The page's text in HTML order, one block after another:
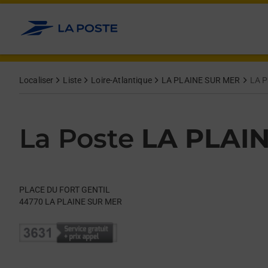
Allez au contenu
Localiser Liste Loire-Atlantique LA PLAINE SUR MER LA
La Poste LA
PLACE DU FORT GENTIL
44770 LA PLAINE SUR MER
Day of the WeekHours
Get directions to La Poste at PLACE DU FORT GENTIL LA
lien s'ouvre dans un nouvel onglet